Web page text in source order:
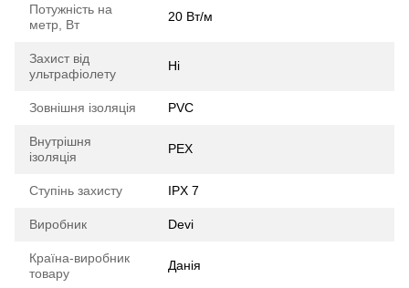
Потужність на
метр, Вт
20 Вт/м
Захист від
ультрафіолету
Ні
Зовнішня ізоляція PVC
Внутрішня
ізоляція
РЕХ
Ступінь захисту IPX 7
Виробник Devi
Країна-виробник
товару
Данія